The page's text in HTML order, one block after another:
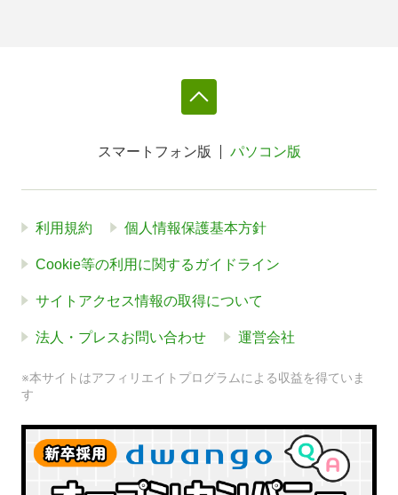
スマートフォン版 パソコン版
利用規約 個人情報保護基本方針
Cookie等の利用に関するガイドライン
サイトアクセス情報の取得について
法人・プレスお問い合わせ 運営会社
※本サイトはアフィリエイトプログラムによる収益を得ていま
す